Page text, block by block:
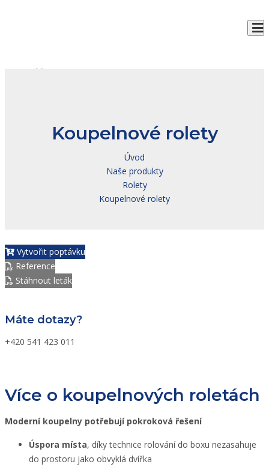
Koupelnové rolety
Úvod
Naše produkty
Rolety
Koupelnové rolety
Vytvořit poptávku
Reference
Stáhnout leták
Máte dotazy?
+420 541 423 011
Více o koupelnových roletách
Moderní koupelny potřebují pokroková řešení
Úspora místa, díky technice rolování do boxu nezasahuje
do prostoru jako obvyklá dvířka